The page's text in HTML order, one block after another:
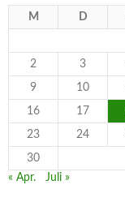
M D
2 3
9 10
16 17
23 24
30
« Apr.
Juli »